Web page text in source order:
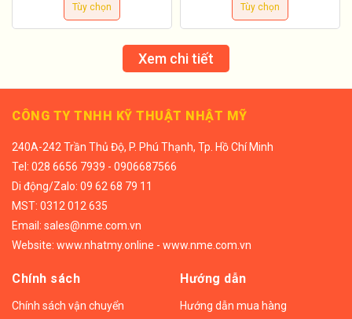
Tùy chọn Tùy chọn
Xem chi tiết
CÔNG TY TNHH KỸ THUẬT NHẬT MỸ
240A-242 Trần Thủ Độ, P. Phú Thạnh, Tp. Hồ Chí Minh
Tel: 028 6656 7939 - 0906687566
Di động/Zalo: 09 62 68 79 11
MST: 0312 012 635
Email: sales@nme.com.vn
Website: www.nhatmy.online - www.nme.com.vn
Chính sách
Chính sách vận chuyển
Hướng dẫn
Hướng dẫn mua hàng